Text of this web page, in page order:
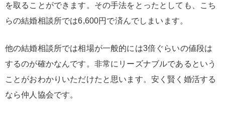
を取ることができます。その手法をとったとしても、こち
らの結婚相談所では6,600円 で済んでしまいます。
他の結婚相談所では相場が一般的には3倍ぐらいの値段は
するのが確かなんです。非常にリーズナブルであるという
ことがおわかりいただけたと思います。安く賢く婚活する
なら仲人協会です。